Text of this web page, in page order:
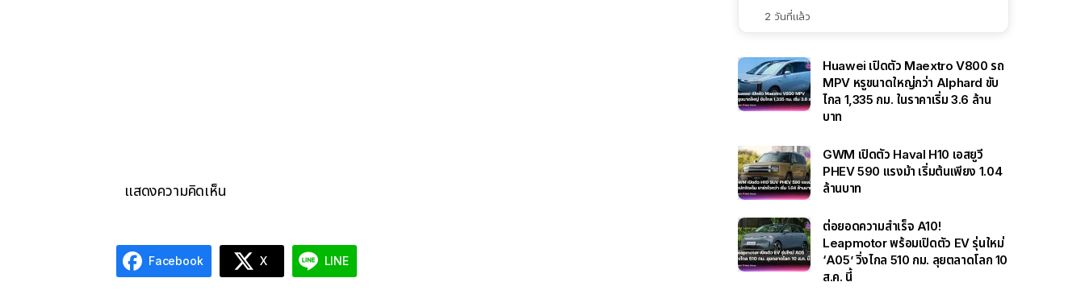
แสดงความคิดเห็น
Facebook X LINE
2 วันที่แล้ว
Huawei เปิดตัว Maextro V800 รถ
MPV หรูขนาดใหญ่กว่า Alphard ขับ
ไกล 1,335 กม. ในราคาเริ่ม 3.6 ล้าน
บาท
GWM เปิดตัว Haval H10 เอสยูวี
PHEV 590 แรงม้า เริ่มต้นเพียง 1.04
ล้านบาท
ต่อยอดความสำเร็จ A10!
Leapmotor พร้อมเปิดตัว EV รุ่นใหม่
‘A05’ วิ่งไกล 510 กม. ลุยตลาดโลก 10
ส.ค. นี้